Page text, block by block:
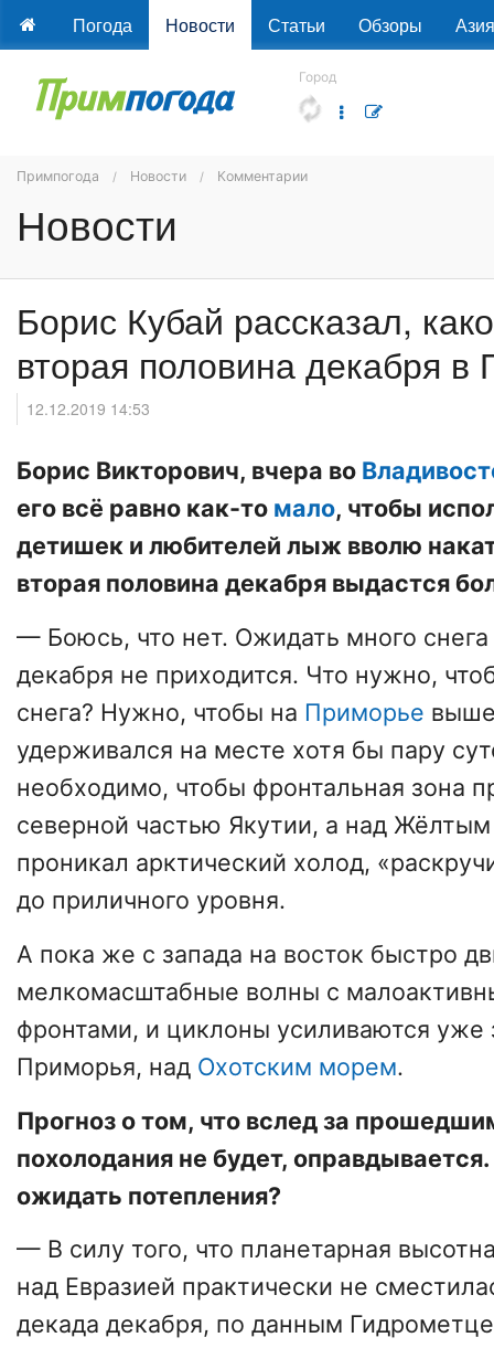
Погода Новости Статьи Обзоры Азия
Город
Примпогода Новости Комментарии
Новости
Борис Кубай рассказал,
вторая половина декабря в
12.12.2019 14:53
Борис Викторович, вчера во
его всё равно как-то мало, чтобы
детишек и любителей лыж вволю
вторая половина декабря выдастся
— Боюсь, что нет. Ожидать много
декабря не приходится. Что нужно,
снега? Нужно, чтобы на Приморье
удерживался на месте хотя бы пару
необходимо, чтобы фронтальная зона
северной частью Якутии, а над
проникал арктический холод,
до приличного уровня.
А пока же с запада на восток быстро
мелкомасштабные волны с
фронтами, и циклоны усиливаются уже
Приморья, над Охотским морем.
Прогноз о том, что вслед за
похолодания не будет,
ожидать потепления?
— В силу того, что планетарная
над Евразией практически не
декада декабря, по данным